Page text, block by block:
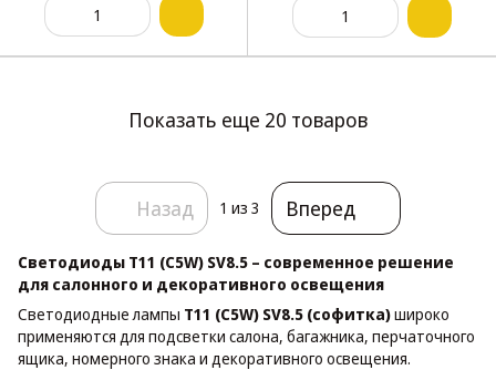
Показать еще 20 товаров
Назад 1 из 3 Вперед
Светодиоды T11 (C5W) SV8.5 – современное решение
для салонного и декоративного освещения
Светодиодные лампы T11 (C5W) SV8.5 (софитка)широко
применяются для подсветки салона, багажника, перчаточного
ящика, номерного знака и декоративного освещения.